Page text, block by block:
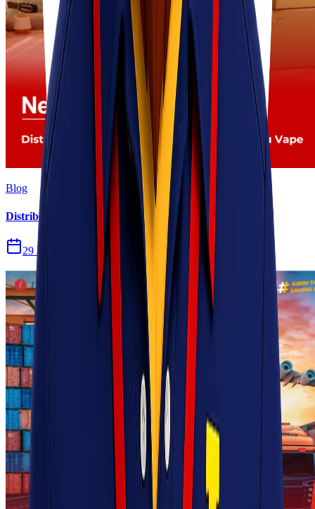
Blog
Distribusi Pengiriman Rokok Elektronik atau Vape
29 Jul 2026